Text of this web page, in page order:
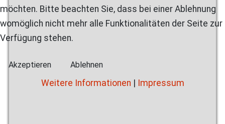
möchten. Bitte beachten Sie, dass bei einer Ablehnung
womöglich nicht mehr alle Funktionalitäten der Seite zur
Verfügung stehen.
Akzeptieren Ablehnen
Weitere Informationen Impressum